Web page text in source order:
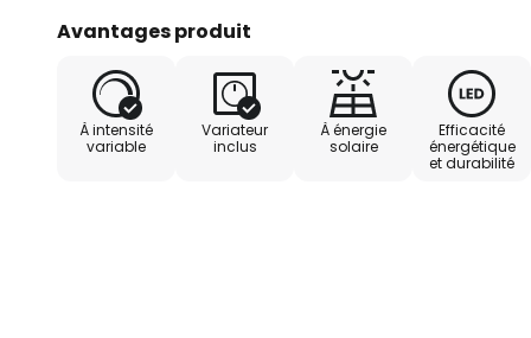
efficace.
La combinaison de la
recharge USB supplémentaire
moderne, tandis que l’intensité
précision grâce à trois niveaux
Avantages produit
À intensité
variable
Variateur
inclus
À énergie
solaire
Efficacité
énergétique
et durabilité